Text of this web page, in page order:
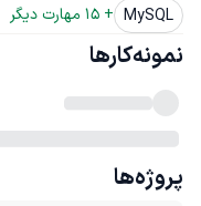
MySQL
+
15 مهارت دیگر
نمونه‌کارها
پروژه‌ها